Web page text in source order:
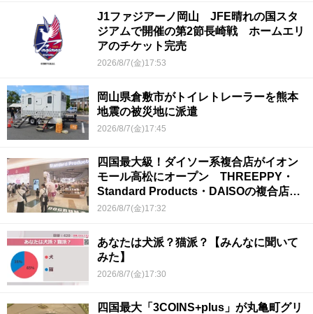
J1ファジアーノ岡山 JFE晴れの国スタ
ジアムで開催の第2節長崎戦 ホームエリ
アのチケット完売
2026/8/7(金)17:53
岡山県倉敷市がトイレトレーラーを熊本
地震の被災地に派遣
2026/8/7(金)17:45
四国最大級！ダイソー系複合店がイオン
モール高松にオープン THREEPPY・
Standard Products・DAISOの複合店は
香川県初
2026/8/7(金)17:32
あなたは犬派？猫派？【みんなに聞いて
みた】
2026/8/7(金)17:30
四国最大「3COINS+plus」が丸亀町グリ